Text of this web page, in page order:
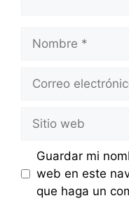
Nombre
Correo
Sitio
web
Guardar mi
web en este
que haga un